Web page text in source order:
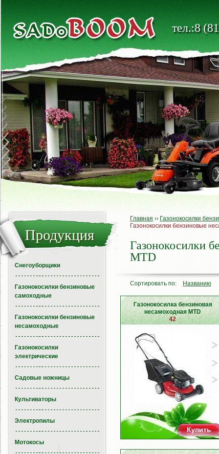
тел.:8
Главная ›› Газонокосилки
Газонокосилки бензиновые
Газонокосилки
MTD
Сортировать по: Названию
Газонокосилка бензиновая
несамоходная MTD
42
Купить
Продукция
Снегоуборщики
Газонокосилки бензиновые
самоходные
Газонокосилки бензиновые
несамоходные
Газонокосилки
электрические
Садовые ножницы
Культиваторы
Электропилы
Мотокосы